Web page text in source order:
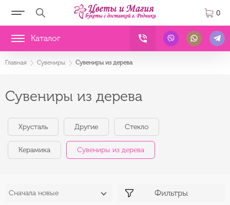
0
Каталог
Главная Сувениры Сувениры из дерева
Сувениры из дерева
Хрусталь Другие Стекло
Керамика Сувениры из дерева
Сначала новые Фильтры